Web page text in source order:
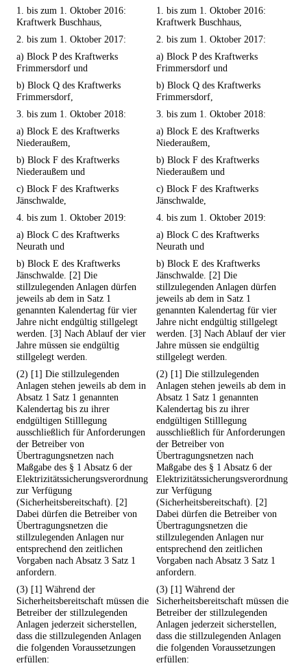
1. bis zum 1. Oktober 2016:
Kraftwerk Buschhaus,
1. bis zum 1. Oktober 2016:
Kraftwerk Buschhaus,
2. bis zum 1. Oktober 2017:
2. bis zum 1. Oktober 2017:
a) Block P des Kraftwerks
Frimmersdorf und
a) Block P des Kraftwerks
Frimmersdorf und
b) Block Q des Kraftwerks
Frimmersdorf,
b) Block Q des Kraftwerks
Frimmersdorf,
3. bis zum 1. Oktober 2018:
3. bis zum 1. Oktober 2018:
a) Block E des Kraftwerks
Niederaußem,
a) Block E des Kraftwerks
Niederaußem,
b) Block F des Kraftwerks
Niederaußem und
b) Block F des Kraftwerks
Niederaußem und
c) Block F des Kraftwerks
Jänschwalde,
c) Block F des Kraftwerks
Jänschwalde,
4. bis zum 1. Oktober 2019:
4. bis zum 1. Oktober 2019:
a) Block C des Kraftwerks
Neurath und
a) Block C des Kraftwerks
Neurath und
b) Block E des Kraftwerks
Jänschwalde. [2] Die
stillzulegenden Anlagen dürfen
jeweils ab dem in Satz 1
genannten Kalendertag für vier
Jahre nicht endgültig stillgelegt
werden. [3] Nach Ablauf der vier
Jahre müssen sie endgültig
stillgelegt werden.
b) Block E des Kraftwerks
Jänschwalde. [2] Die
stillzulegenden Anlagen dürfen
jeweils ab dem in Satz 1
genannten Kalendertag für vier
Jahre nicht endgültig stillgelegt
werden. [3] Nach Ablauf der vier
Jahre müssen sie endgültig
stillgelegt werden.
(2) [1] Die stillzulegenden
Anlagen stehen jeweils ab dem in
Absatz 1 Satz 1 genannten
Kalendertag bis zu ihrer
endgültigen Stilllegung
ausschließlich für Anforderungen
der Betreiber von
Übertragungsnetzen nach
Maßgabe des § 1 Absatz 6 der
Elektrizitätssicherungsverordnung
zur Verfügung
(Sicherheitsbereitschaft). [2]
Dabei dürfen die Betreiber von
Übertragungsnetzen die
stillzulegenden Anlagen nur
entsprechend den zeitlichen
Vorgaben nach Absatz 3 Satz 1
anfordern.
(2) [1] Die stillzulegenden
Anlagen stehen jeweils ab dem in
Absatz 1 Satz 1 genannten
Kalendertag bis zu ihrer
endgültigen Stilllegung
ausschließlich für Anforderungen
der Betreiber von
Übertragungsnetzen nach
Maßgabe des § 1 Absatz 6 der
Elektrizitätssicherungsverordnung
zur Verfügung
(Sicherheitsbereitschaft). [2]
Dabei dürfen die Betreiber von
Übertragungsnetzen die
stillzulegenden Anlagen nur
entsprechend den zeitlichen
Vorgaben nach Absatz 3 Satz 1
anfordern.
(3) [1] Während der
Sicherheitsbereitschaft müssen die
Betreiber der stillzulegenden
Anlagen jederzeit sicherstellen,
dass die stillzulegenden Anlagen
die folgenden Voraussetzungen
erfüllen:
(3) [1] Während der
Sicherheitsbereitschaft müssen die
Betreiber der stillzulegenden
Anlagen jederzeit sicherstellen,
dass die stillzulegenden Anlagen
die folgenden Voraussetzungen
erfüllen: